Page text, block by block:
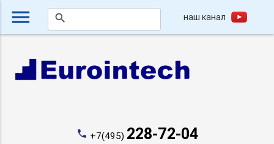
menu search наш канал
phone +7(495) 228-72-04